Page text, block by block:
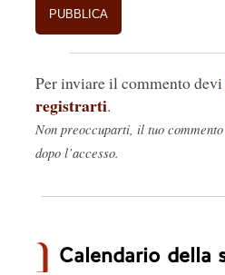
Per inviare il commento devi
registrarti.
Non preoccuparti, il tuo
dopo l’accesso.
Calendario della